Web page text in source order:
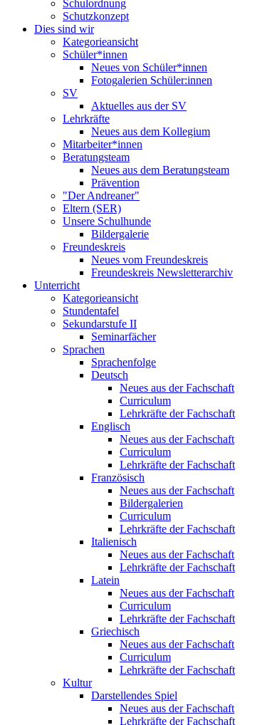
Schulordnung
Schutzkonzept
Dies sind wir
Kategorieansicht
Schüler*innen
Neues von Schüler*innen
Fotogalerien Schüler:innen
SV
Aktuelles aus der SV
Lehrkräfte
Neues aus dem Kollegium
Mitarbeiter*innen
Beratungsteam
Neues aus dem Beratungsteam
Prävention
"Der Andreaner"
Eltern (SER)
Unsere Schulhunde
Bildergalerie
Freundeskreis
Neues vom Freundeskreis
Freundeskreis Newsletterarchiv
Unterricht
Kategorieansicht
Stundentafel
Sekundarstufe II
Seminarfächer
Sprachen
Sprachenfolge
Deutsch
Neues aus der Fachschaft
Curriculum
Lehrkräfte der Fachschaft
Englisch
Neues aus der Fachschaft
Curriculum
Lehrkräfte der Fachschaft
Französisch
Neues aus der Fachschaft
Bildergalerien
Curriculum
Lehrkräfte der Fachschaft
Italienisch
Neues aus der Fachschaft
Lehrkräfte der Fachschaft
Latein
Neues aus der Fachschaft
Curriculum
Lehrkräfte der Fachschaft
Griechisch
Neues aus der Fachschaft
Curriculum
Lehrkräfte der Fachschaft
Kultur
Darstellendes Spiel
Neues aus der Fachschaft
Lehrkräfte der Fachschaft